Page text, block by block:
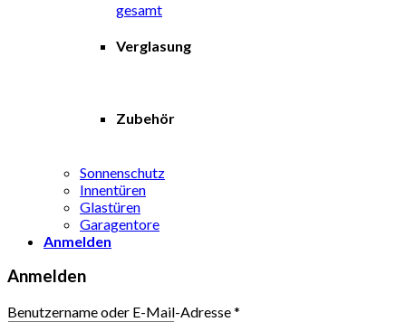
Verglasung
Zubehör
Sonnenschutz
Innentüren
Glastüren
Garagentore
Anmelden
Anmelden
Benutzername oder E-Mail-Adresse*